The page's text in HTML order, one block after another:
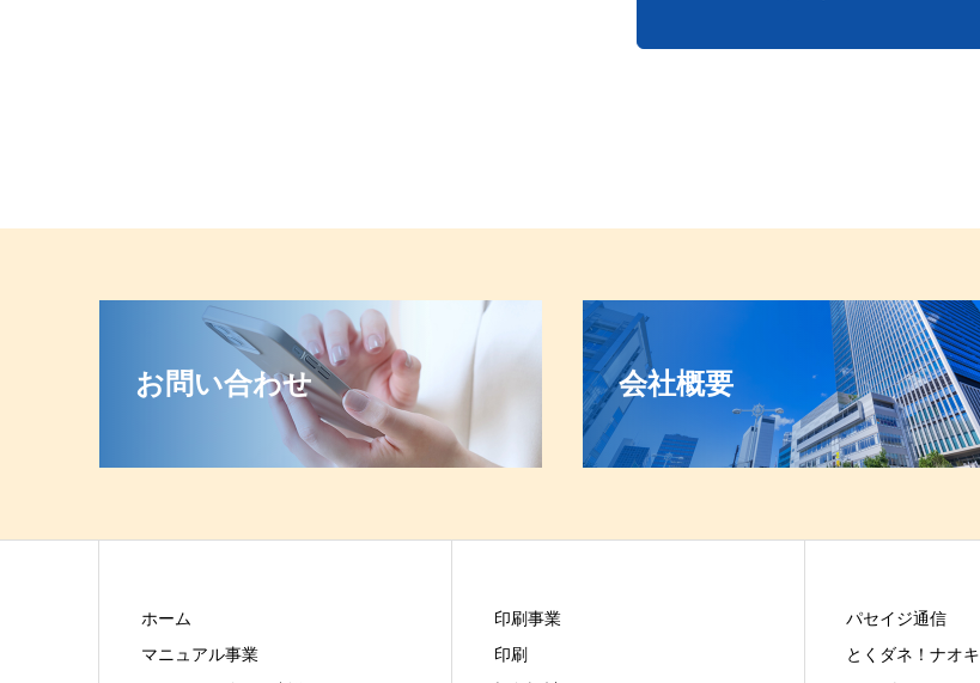
お問い合わせ 会社概要
ホーム
マニュアル事業
印刷事業
印刷
パセイジ通信
とくダネ！ナオキ